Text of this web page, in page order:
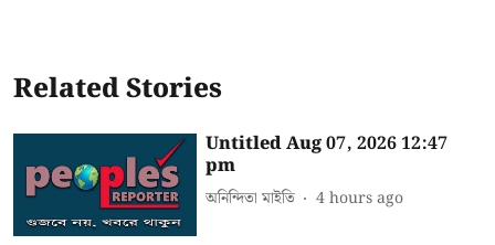
Related Stories
Untitled Aug 07, 2026 12:47
pm
অনিন্দিতা মাইতি 4 hours ago